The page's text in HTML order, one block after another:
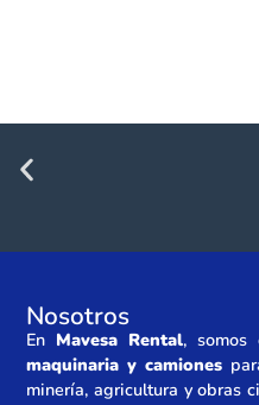
Nosotros
En Mavesa Rental, somos
maquinaria y camiones
minería, agricultura y obras